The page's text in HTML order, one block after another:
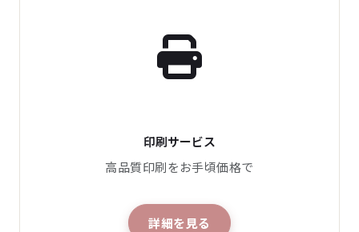
印刷サービス
高品質印刷をお手頃価格で
詳細を見る